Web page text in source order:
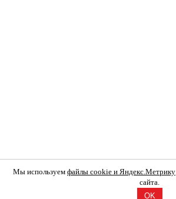
Мы используем файлы cookie и Яндекс.Метрику
сайта.
OK